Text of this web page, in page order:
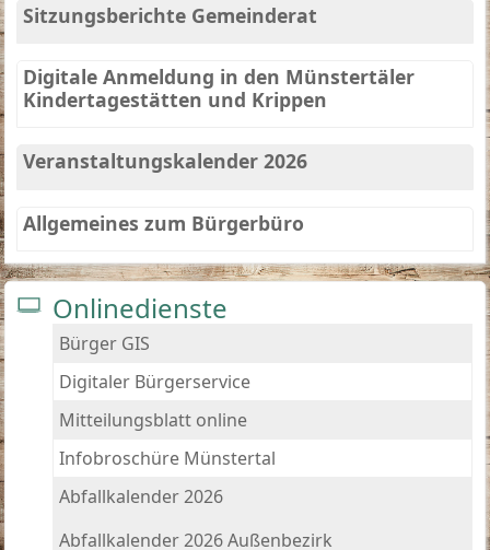
Sitzungsberichte Gemeinderat
Digitale Anmeldung in den Münstertäler
Kindertagestätten und Krippen
Veranstaltungskalender 2026
Allgemeines zum Bürgerbüro
Onlinedienste
Bürger GIS
Digitaler Bürgerservice
Mitteilungsblatt online
Infobroschüre Münstertal
Abfallkalender 2026
Abfallkalender 2026 Außenbezirk